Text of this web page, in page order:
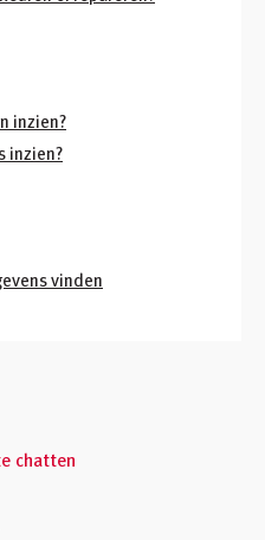
inzien?
inzien?
vinden
chatten